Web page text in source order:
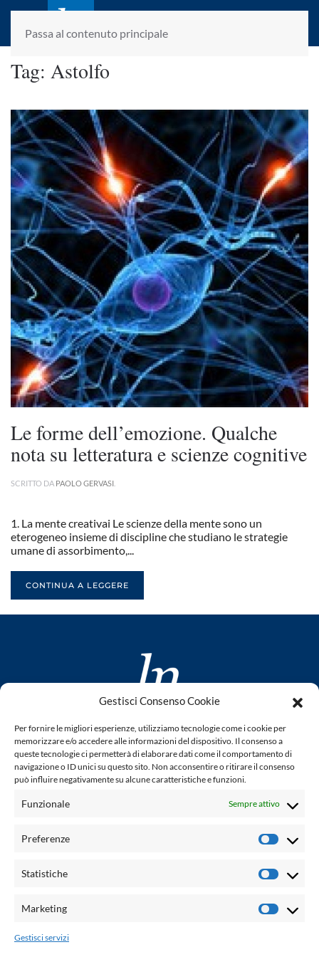
Gestisci Consenso Cookie
Per fornire le migliori esperienze, utilizziamo tecnologie come i cookie per
memorizzare e/o accedere alle informazioni del dispositivo. Il consenso a
queste tecnologie ci permetterà di elaborare dati come il comportamento di
navigazione o ID unici su questo sito. Non acconsentire o ritirare il consenso
può influire negativamente su alcune caratteristiche e funzioni.
Funzionale Sempre attivo
Preferenze
Statistiche
Marketing
Gestisci servizi
Passa al contenuto principale
laletteraturaenoi.it
fondato da Romano Luperini
Tag: Astolfo
Le forme dell’emozione. Qualche
nota su letteratura e scienze cognitive
SCRITTO DA PAOLO GERVASI
1. La mente creativai Le scienze della mente sono un
eterogeneo insieme di discipline che studiano le strategie
umane di assorbimento,...
CONTINUA A LEGGERE
www.laletteraturaenoi.it
fondato da Romano Luperini
Questo blog non rappresenta una testata giornalistica in
quanto viene aggiornato senza alcuna periodicità. Non può
legge n° 62 del 7.03.2001. L'autore non è responsabile per
email: